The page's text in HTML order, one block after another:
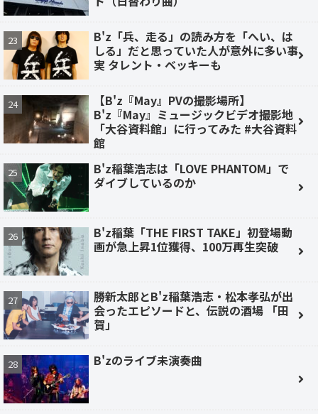
B'z「兵、走る」の読み方を「へい、は
しる」だと思っていた人が意外に多い事
実 タレント・ベッキーも
【B'z『May』PVの撮影場所】
B'z『May』ミュージックビデオ撮影地
「大谷資料館」に行ってみた #大谷資料
館
B'z稲葉浩志は「LOVE PHANTOM」で
ダイブしているのか
B'z稲葉「THE FIRST TAKE」初登場動
画が急上昇1位獲得、100万再生突破
勝新太郎とB'z稲葉浩志・松本孝弘が出
会ったエピソードと、伝説の酒場 「田
賀」
B'zのライブ未演奏曲